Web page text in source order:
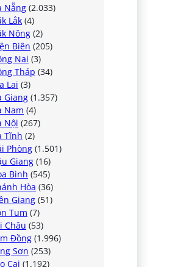
Nẵng (2.033)
Lắk (4)
Nông (2)
Biên (205)
Nai (3)
Tháp (34)
Lai (3)
Giang (1.357)
Nam (4)
Nội (267)
Tĩnh (2)
Phòng (1.501)
Giang (16)
Bình (545)
Hòa (36)
Giang (51)
Tum (7)
Châu (53)
Đồng (1.996)
Sơn (253)
Cai (1.192)